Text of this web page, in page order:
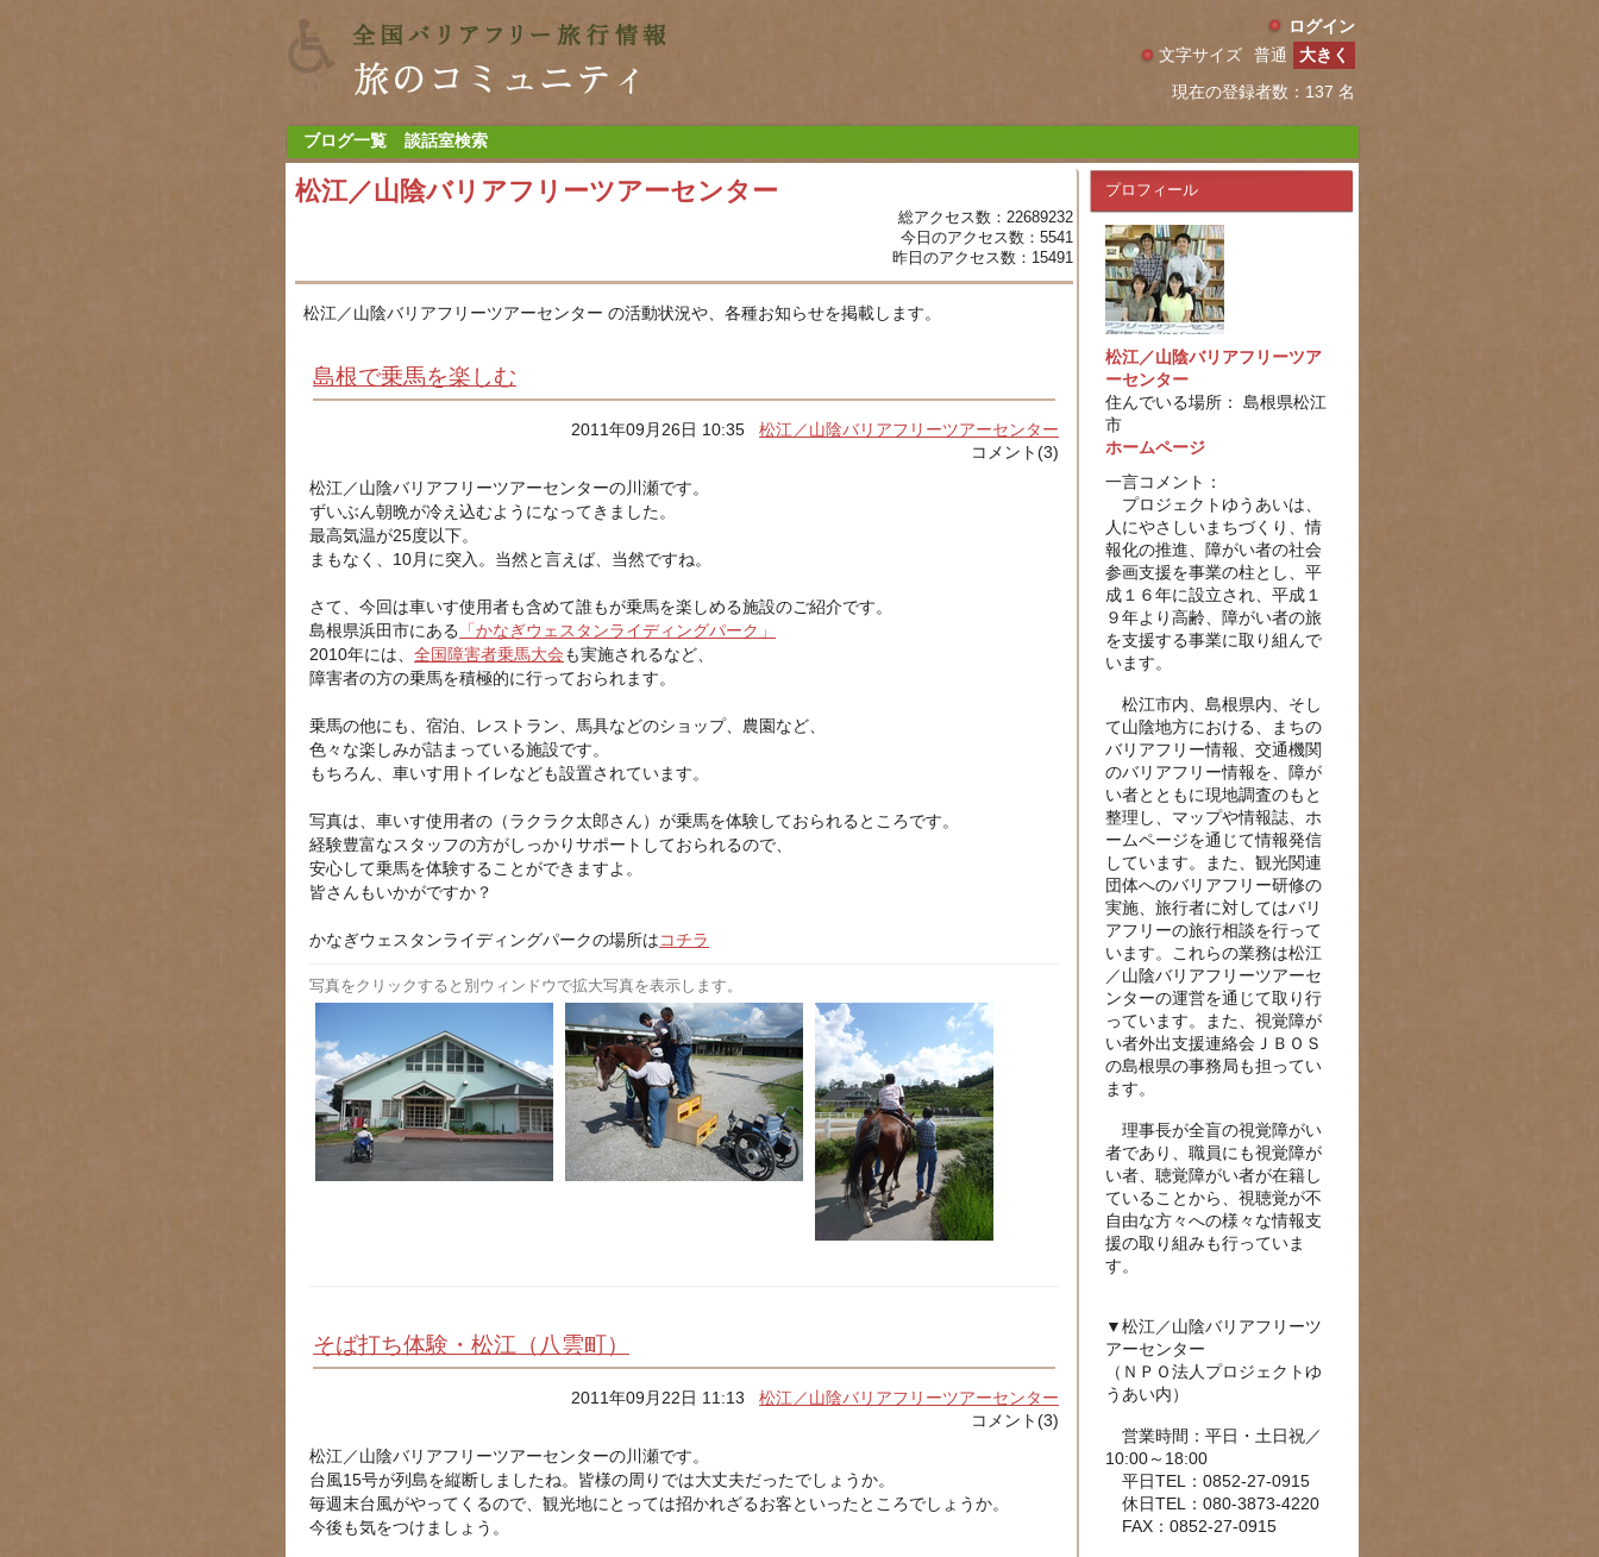
ログイン
現在の登録者数：137 名
文字サイズ 普通 大きく
ブログ一覧 談話室検索
松江／山陰バリアフリーツアーセンター
総アクセス数：22689232
今日のアクセス数：5541
昨日のアクセス数：15491
松江／山陰バリアフリーツアーセンター の活動状況や、各種お知らせを掲載します。
島根で乗馬を楽しむ
2011年09月26日 10:35松江／山陰バリアフリーツアーセンター
コメント(3)
松江／山陰バリアフリーツアーセンターの川瀬です。
ずいぶん朝晩が冷え込むようになってきました。
最高気温が25度以下。
まもなく、10月に突入。当然と言えば、当然ですね。
さて、今回は車いす使用者も含めて誰もが乗馬を楽しめる施設のご紹介です。
島根県浜田市にある
「かなぎウェスタンライディングパーク」
2010年には、 全国障害者乗馬大会も実施されるなど、
障害者の方の乗馬を積極的に行っておられます。
乗馬の他にも、宿泊、レストラン、馬具などのショップ、農園など、
色々な楽しみが詰まっている施設です。
もちろん、車いす用トイレなども設置されています。
写真は、車いす使用者の（ラクラク太郎さん）が乗馬を体験しておられるところです。
経験豊富なスタッフの方がしっかりサポートしておられるので、
安心して乗馬を体験することができますよ。
皆さんもいかがですか？
かなぎウェスタンライディングパークの場所はコチラ
写真をクリックすると別ウィンドウで拡大写真を表示します。
そば打ち体験・松江（八雲町）
2011年09月22日 11:13松江／山陰バリアフリーツアーセンター
コメント(3)
松江／山陰バリアフリーツアーセンターの川瀬です。
台風15号が列島を縦断しましたね。皆様の周りでは大丈夫だったでしょうか。
毎週末台風がやってくるので、観光地にとっては招かれざるお客といったところでしょうか。
今後も気をつけましょう。
プロフィール
松江／山陰バリアフリーツア
ーセンター
住んでいる場所： 島根県松江
市
ホームページ
一言コメント：
プロジェクトゆうあいは、
人にやさしいまちづくり、情
報化の推進、障がい者の社会
参画支援を事業の柱とし、平
成１６年に設立され、平成１
９年より高齢、障がい者の旅
を支援する事業に取り組んで
います。
松江市内、島根県内、そし
て山陰地方における、まちの
バリアフリー情報、交通機関
のバリアフリー情報を、障が
い者とともに現地調査のもと
整理し、マップや情報誌、ホ
ームページを通じて情報発信
しています。また、観光関連
団体へのバリアフリー研修の
実施、旅行者に対してはバリ
アフリーの旅行相談を行って
います。これらの業務は松江
／山陰バリアフリーツアーセ
ンターの運営を通じて取り行
っています。また、視覚障が
い者外出支援連絡会ＪＢＯＳ
の島根県の事務局も担ってい
ます。
理事長が全盲の視覚障がい
者であり、職員にも視覚障が
い者、聴覚障がい者が在籍し
ていることから、視聴覚が不
自由な方々への様々な情報支
援の取り組みも行っていま
す。
▼松江／山陰バリアフリーツ
アーセンター
（ＮＰＯ法人プロジェクトゆ
うあい内）
営業時間：平日・土日祝／
10:00～18:00
平日TEL：0852-27-0915
休日TEL：080-3873-4220
FAX：0852-27-0915